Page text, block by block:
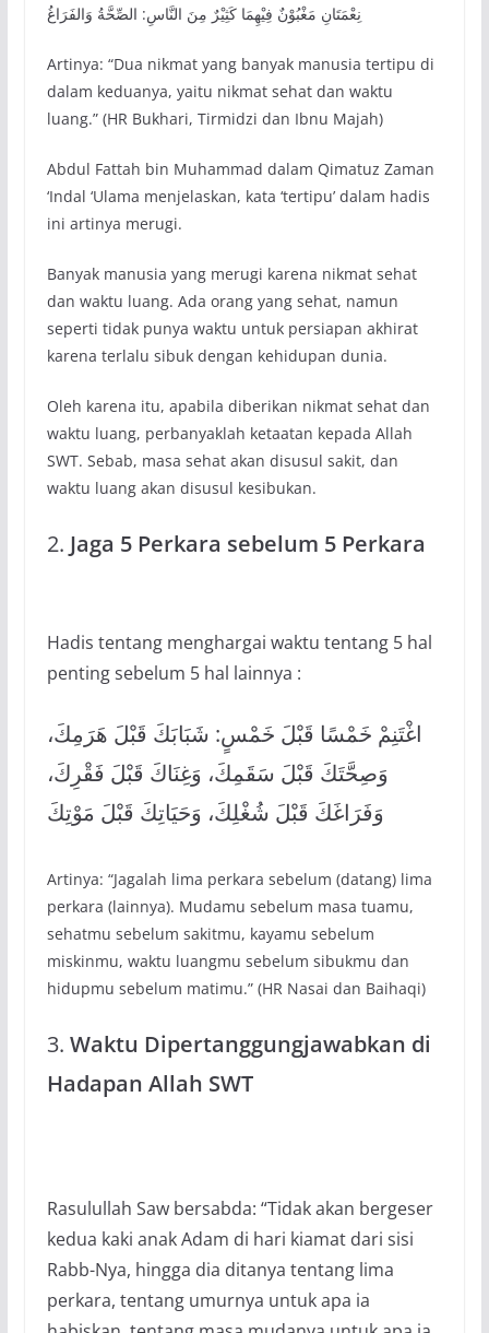
نِعْمَتَانِ مَغْبُوْنٌ فِيْهِمَا كَثِيْرٌ مِنَ النَّاسِ: الصِّحَّةُ وَالفَرَاغُ
Artinya: “Dua nikmat yang banyak manusia tertipu di
dalam keduanya, yaitu nikmat sehat dan waktu
luang.” (HR Bukhari, Tirmidzi dan Ibnu Majah)
Abdul Fattah bin Muhammad dalam Qimatuz Zaman
‘Indal ‘Ulama menjelaskan, kata ‘tertipu’ dalam hadis
ini artinya merugi.
Banyak manusia yang merugi karena nikmat sehat
dan waktu luang. Ada orang yang sehat, namun
seperti tidak punya waktu untuk persiapan akhirat
karena terlalu sibuk dengan kehidupan dunia.
Oleh karena itu, apabila diberikan nikmat sehat dan
waktu luang, perbanyaklah ketaatan kepada Allah
SWT. Sebab, masa sehat akan disusul sakit, dan
waktu luang akan disusul kesibukan.
2. Jaga 5 Perkara sebelum 5 Perkara
Hadis tentang menghargai waktu tentang 5 hal
penting sebelum 5 hal lainnya :
اغْتَنِمْ خَمْسًا قَبْلَ خَمْسٍ: شَبَابَكَ قَبْلَ هَرَمِكَ،
وَصِحَّتَكَ قَبْلَ سَقَمِكَ، وَغِنَاكَ قَبْلَ فَقْرِكَ،
وَفَرَاغَكَ قَبْلَ شُغْلِكَ، وَحَيَاتِكَ قَبْلَ مَوْتِكَ
Artinya: “Jagalah lima perkara sebelum (datang) lima
perkara (lainnya). Mudamu sebelum masa tuamu,
sehatmu sebelum sakitmu, kayamu sebelum
miskinmu, waktu luangmu sebelum sibukmu dan
hidupmu sebelum matimu.” (HR Nasai dan Baihaqi)
3. Waktu Dipertanggungjawabkan di
Hadapan Allah SWT
Rasulullah Saw bersabda: “Tidak akan bergeser
kedua kaki anak Adam di hari kiamat dari sisi
Rabb-Nya, hingga dia ditanya tentang lima
perkara, tentang umurnya untuk apa ia